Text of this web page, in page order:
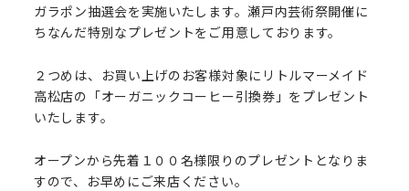
ガラポン抽選会を実施いたします。瀬戸内芸術祭開催に
ちなんだ特別なプレゼントをご用意しております。
２つめは、お買い上げのお客様対象にリトルマーメイド
高松店の「オーガニックコーヒー引換券」をプレゼント
いたします。
オープンから先着１００名様限りのプレゼントとなりま
すので、お早めにご来店ください。